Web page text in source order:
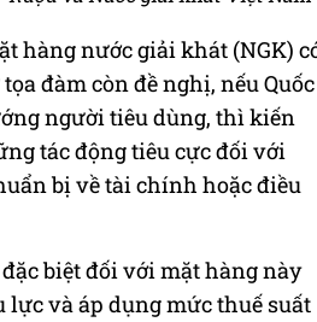
hàng nước giải khát (NGK)
đàm còn đề nghị, nếu Quốc
người tiêu dùng, thì kiến
tác động tiêu cực đối với
bị về tài chính hoặc điều
biệt đối với mặt hàng này
và áp dụng mức thuế suất